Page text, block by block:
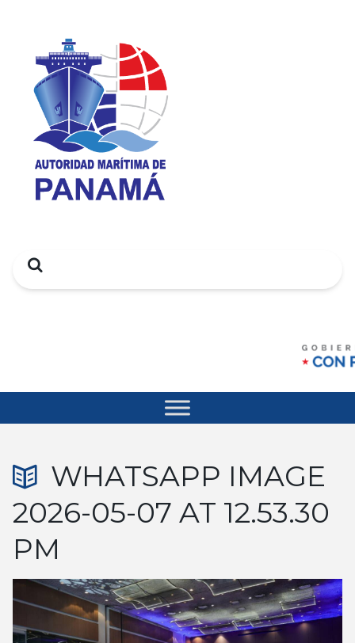
Search
WHATSAPP IMAGE
2026-05-07 AT 12.53.30
PM